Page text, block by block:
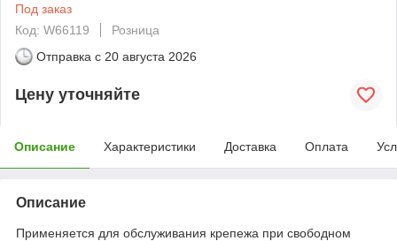
Под заказ
Код: W66119
Розница
Отправка с 20 августа 2026
Цену уточняйте
Описание Характеристики Доставка Оплата
Описание
Применяется для обслуживания крепежа при свободном